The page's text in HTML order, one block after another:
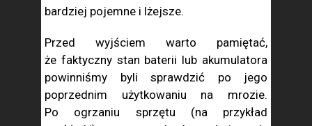
bardziej pojemne i lżejsze.
Przed wyjściem warto pamiętać,
że faktyczny stan baterii lub akumulatora
powinniśmy byli sprawdzić po jego
poprzednim użytkowaniu na mrozie.
Po ogrzaniu sprzętu (na przykład